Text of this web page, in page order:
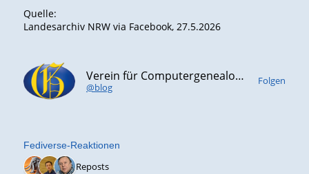
Quelle:
Landesarchiv NRW via Facebook, 27.5.2026
Verein für Computergenealogie e.V. (CompGen)
@blog
Folgen
Fediverse-Reaktionen
3 Reposts